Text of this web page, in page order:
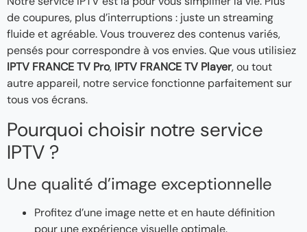
de coupures, plus d’interruptions : juste un streaming
fluide et agréable. Vous trouverez des contenus variés,
pensés pour correspondre à vos envies. Que vous utilisiez
IPTV FRANCE TV Pro, IPTV FRANCE TV Player, ou tout
autre appareil, notre service fonctionne parfaitement sur
tous vos écrans.
Pourquoi choisir notre service
IPTV ?
Une qualité d’image exceptionnelle
Profitez d’une image nette et en haute définition
pour une expérience visuelle optimale.